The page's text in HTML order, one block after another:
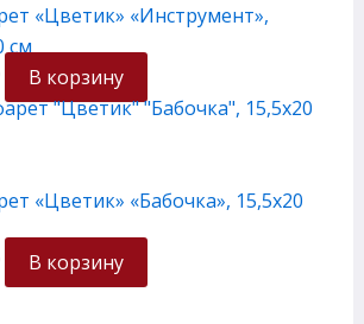
«Цветик» «Инструмент»,
см
В корзину
«Цветик» «Бабочка», 15,5х20
В корзину